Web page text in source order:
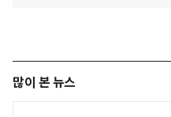
많이 본 뉴스